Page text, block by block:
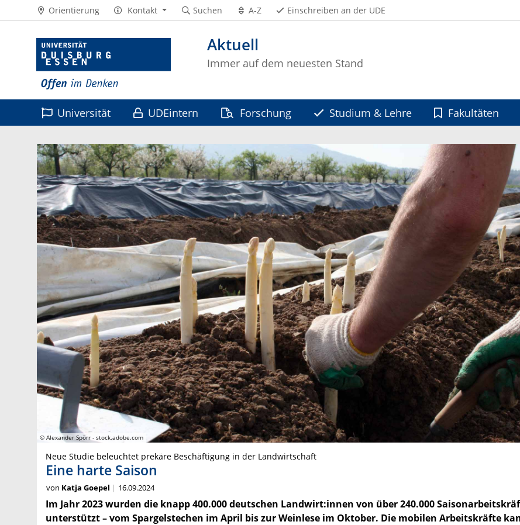
Aktuell
Immer auf dem neuesten Stand
Orientierung Kontakt Suchen A-Z Einschreiben an der UDE
Universität UDEintern Forschung Studium & Lehre Fakultäten
© Alexander Spörr - stock.adobe.com
Neue Studie beleuchtet prekäre Beschäftigung in der Landwirtschaft
Eine harte Saison
von Katja Goepel 16.09.2024
Im Jahr 2023 wurden die knapp 400.000 deutschen Landwirt:innen von über 240.000
unterstützt – vom Spargelstechen im April bis zur Weinlese im Oktober. Die mobilen Arbeitskräfte